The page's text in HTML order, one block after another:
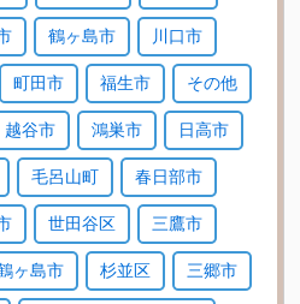
鶴ヶ島市 川口市
町田市 福生市 その他
越谷市 鴻巣市 日高市
毛呂山町 春日部市
世田谷区 三鷹市
ヶ島市 杉並区 三郷市